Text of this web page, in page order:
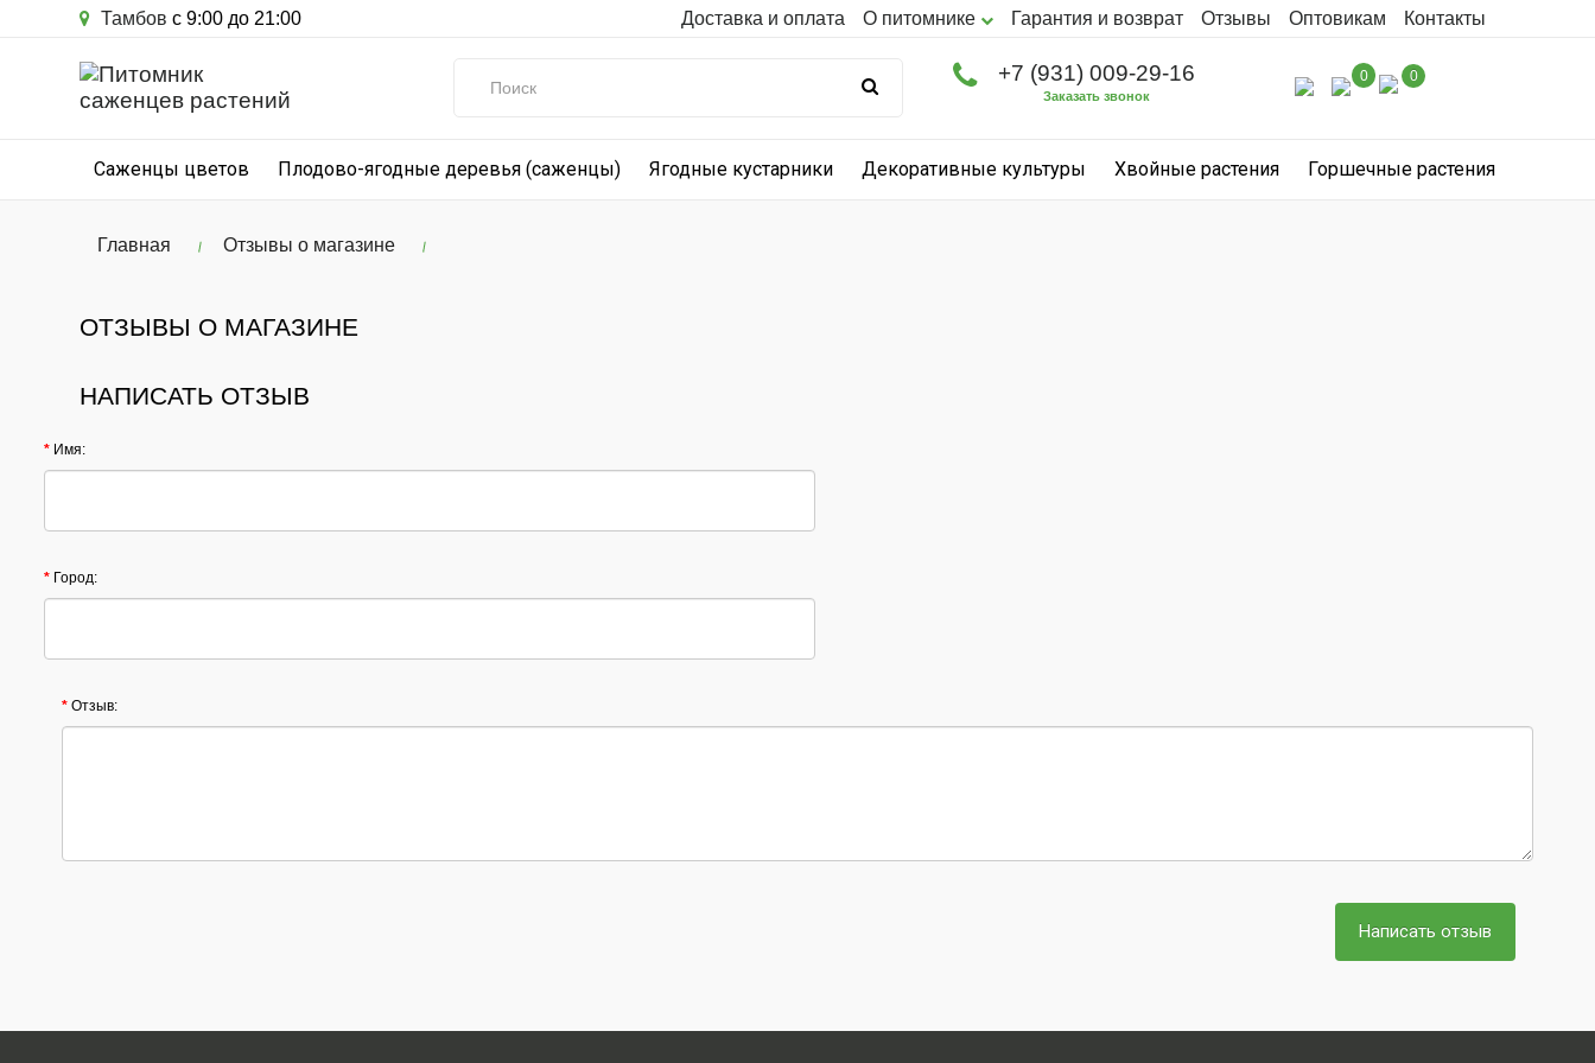
Тамбов с 9:00 до 21:00 Доставка и оплата О питомнике Гарантия и возврат Отзывы Оптовикам Контакты
+7 (931) 009-29-16
Заказать звонок
0 0
Саженцы цветов Плодово-ягодные деревья (саженцы) Ягодные кустарники Декоративные культуры Хвойные растения Горшечные растения
Главная Отзывы о магазине
ОТЗЫВЫ О МАГАЗИНЕ
НАПИСАТЬ ОТЗЫВ
Имя:
Город:
Отзыв:
Написать отзыв